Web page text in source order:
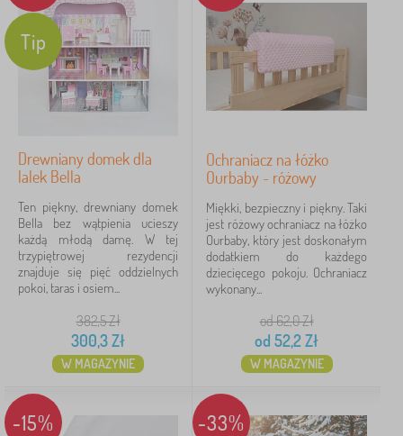
Tip
Drewniany domek dla
lalek Bella
Ten piękny, drewniany domek
Bella bez wątpienia ucieszy
każdą młodą damę. W tej
trzypiętrowej rezydencji
znajduje się pięć oddzielnych
pokoi, taras i osiem...
382,5Zł
300,3Zł
W MAGAZYNIE
Ochraniacz na łóżko
Ourbaby - różowy
Miękki, bezpieczny i piękny. Taki
jest różowy ochraniacz na łóżko
Ourbaby, który jest doskonałym
dodatkiem do każdego
dziecięcego pokoju. Ochraniacz
wykonany...
od 62,0Zł
od 52,2Zł
W MAGAZYNIE
-15% -33%